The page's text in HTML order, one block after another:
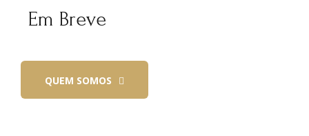
Em Breve
QUEM SOMOS